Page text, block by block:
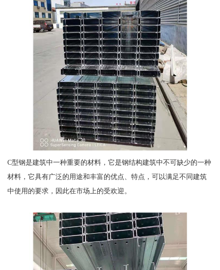
C型钢是建筑中一种重要的材料，它是钢结构建筑中不可缺少的一种
材料，它具有广泛的用途和丰富的优点、特点，可以满足不同建筑
中使用的要求，因此在市场上的受欢迎。